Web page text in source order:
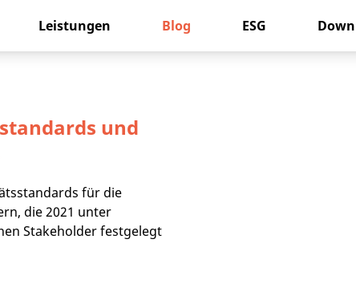
Leistungen Blog ESG
und
für die
die 2021 unter
Stakeholder festgelegt